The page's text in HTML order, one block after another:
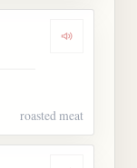
Dengarkan
roasted meat